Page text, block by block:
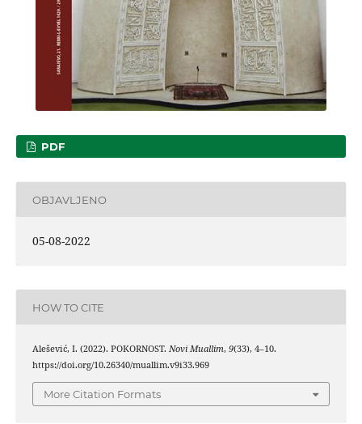
PDF
OBJAVLJENO
05-08-2022
HOW TO CITE
Alešević, I. (2022). POKORNOST. Novi Muallim, 9(33), 4–10.
https://doi.org/10.26340/muallim.v9i33.969
More Citation Formats